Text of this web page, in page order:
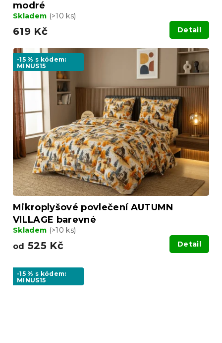
modré
Skladem (>10 ks)
619 Kč Detail
-15 % s kódem:
MINUS15
Mikroplyšové povlečení AUTUMN
VILLAGE barevné
Skladem (>10 ks)
od 525 Kč Detail
-15 % s kódem:
MINUS15